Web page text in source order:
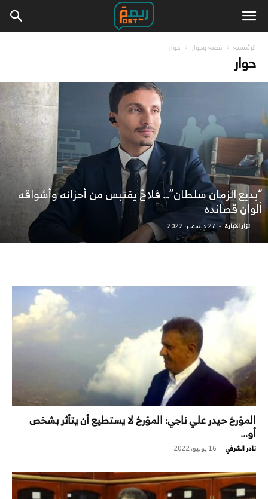
الرئيسية قصة وحوار حوار
حوار
“بديع الزمان سلطان”… فلاحٌ يقتبس من أحزانه وأشواقه
ألوان قصائده
نزار الابارة - 27 ديسمبر، 2022
المؤرخ حيدر علي ناجي: المؤرخ لا يستطيع أن يتأثر بشخص
أو...
نادر الشرفي - 16 يوليو، 2022